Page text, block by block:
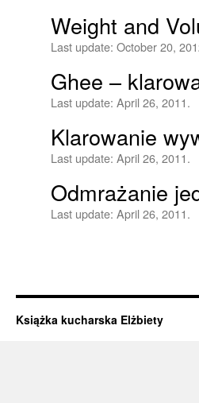
Weight and
Last update: October 20,
Ghee –
Last update: April 26, 2011.
Klarowanie
Last update: April 26, 2011.
Odmrażanie
Last update: April 26, 2011.
Książka kucharska Elżbiety